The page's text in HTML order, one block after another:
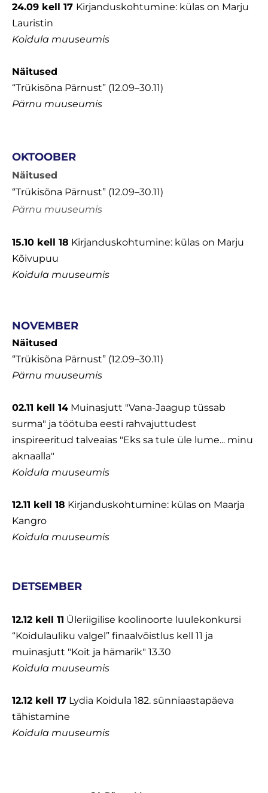
24.09 kell 17 Kirjanduskohtumine: külas on Marju
Lauristin
Koidula muuseumis
Näitused
“Trükisõna Pärnust” (12.09–30.11)
Pärnu muuseumis
OKTOOBER
Näitused
“Trükisõna Pärnust” (12.09–30.11)
Pärnu muuseumis
15.10 kell 18 Kirjanduskohtumine: külas on Marju
Kõivupuu
Koidula muuseumis
NOVEMBER
Näitused
“Trükisõna Pärnust” (12.09–30.11)
Pärnu muuseumis
02.11 kell 14 Muinasjutt "Vana-Jaagup tüssab
surma" ja töötuba eesti rahvajuttudest
inspireeritud talveaias "Eks sa tule üle lume... minu
aknaalla"
Koidula muuseumis
12.11 kell 18 Kirjanduskohtumine: külas on Maarja
Kangro
Koidula muuseumis
DETSEMBER
12.12 kell 11 Üleriigilise koolinoorte luulekonkursi
“Koidulauliku valgel” finaalvõistlus kell 11 ja
muinasjutt "Koit ja hämarik" 13.30
Koidula muuseumis
12.12 kell 17 Lydia Koidula 182. sünniaastapäeva
tähistamine
Koidula muuseumis